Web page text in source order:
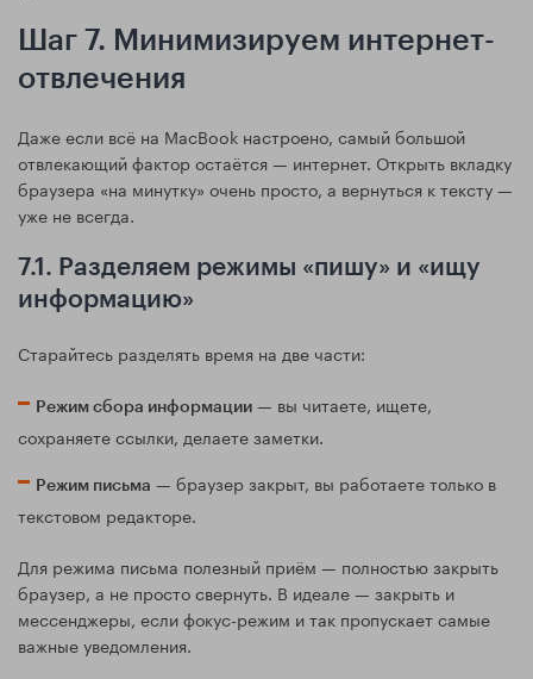
Шаг 7. Минимизируем интернет-
отвлечения
Даже если всё на MacBook настроено, самый большой
отвлекающий фактор остаётся — интернет. Открыть вкладку
браузера «на минутку» очень просто, а вернуться к тексту —
уже не всегда.
7.1. Разделяем режимы «пишу» и «ищу
информацию»
Старайтесь разделять время на две части:
Режим сбора информации — вы читаете, ищете,
сохраняете ссылки, делаете заметки.
Режим письма — браузер закрыт, вы работаете только в
текстовом редакторе.
Для режима письма полезный приём — полностью закрыть
браузер, а не просто свернуть. В идеале — закрыть и
мессенджеры, если фокус-режим и так пропускает самые
важные уведомления.